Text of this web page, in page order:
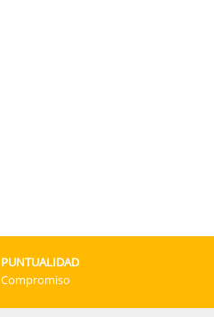
PUNTUALIDAD
Compromiso